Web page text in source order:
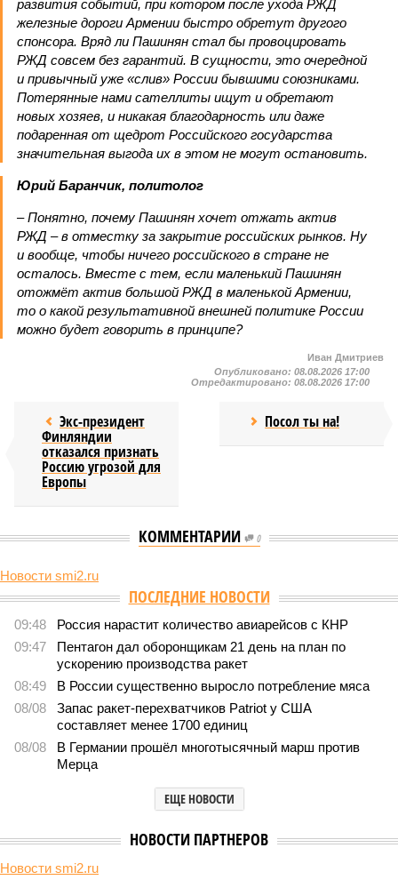
развития событий, при котором после ухода РЖД
железные дороги Армении быстро обретут другого
спонсора. Вряд ли Пашинян стал бы провоцировать
РЖД совсем без гарантий. В сущности, это очередной
и привычный уже «слив» России бывшими союзниками.
Потерянные нами сателлиты ищут и обретают
новых хозяев, и никакая благодарность или даже
подаренная от щедрот Российского государства
значительная выгода их в этом не могут остановить.
Юрий Баранчик, политолог
– Понятно, почему Пашинян хочет отжать актив
РЖД – в отместку за закрытие российских рынков. Ну
и вообще, чтобы ничего российского в стране не
осталось. Вместе с тем, если маленький Пашинян
отожмёт актив большой РЖД в маленькой Армении,
то о какой результативной внешней политике России
можно будет говорить в принципе?
Иван Дмитриев
Опубликовано: 08.08.2026 17:00
Отредактировано: 08.08.2026 17:00
Экс-президент
Финляндии
отказался признать
Россию угрозой для
Европы
Посол ты на!
КОММЕНТАРИИ 0
Новости smi2.ru
В нескольких станциях от уже сданного
«Сказочного леса» пайщики ЖК «Станция Л» продолжают ждать от
компании Capital Group начала реальной достройки
В нескольких станциях от уже сданного «Сказочного
леса» пайщики ЖК «Станция Л» продолжают ждать от
компании Capital Group начала реальной достройки
«Станция ожидания» для дольщиков
В нескольких станциях от уже сданного «Сказочного леса» пайщики ЖК
«Станция Л» продолжают ждать от компании Capital Group начала